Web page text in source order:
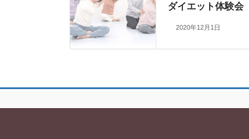
ダイエット体験会
2020年12月1日